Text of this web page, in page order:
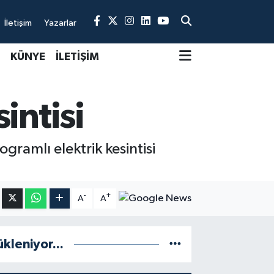
İletişim Yazarlar
KÜNYE İLETİŞİM
elektrik kesintisi
A- A+